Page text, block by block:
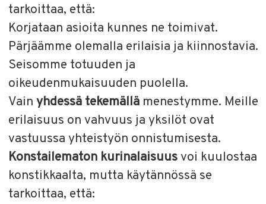
tarkoittaa, että:
Korjataan asioita kunnes ne toimivat.
Pärjäämme olemalla erilaisia ja kiinnostavia.
Seisomme totuuden ja
oikeudenmukaisuuden puolella.
Vain yhdessä tekemällä menestymme. Meille
erilaisuus on vahvuus ja yksilöt ovat
vastuussa yhteistyön onnistumisesta.
Konstailematon kurinalaisuusvoi kuulostaa
konstikkaalta, mutta käytännössä se
tarkoittaa, että: